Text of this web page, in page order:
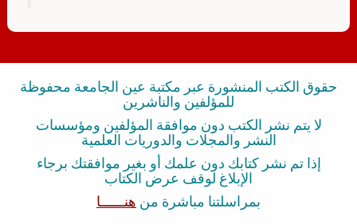
حقوق الكتب المنشورة عبر مكتبة عين الجامعة محفوظة
للمؤلفين والناشرين
لا يتم نشر الكتب دون موافقة المؤلفين ومؤسسات
النشر والمجلات والدوريات العلمية
إذا تم نشر كتابك دون علمك أو بغير موافقتك برجاء
الإبلاغ لوقف عرض الكتاب
بمراسلتنا مباشرة من هنــــــا